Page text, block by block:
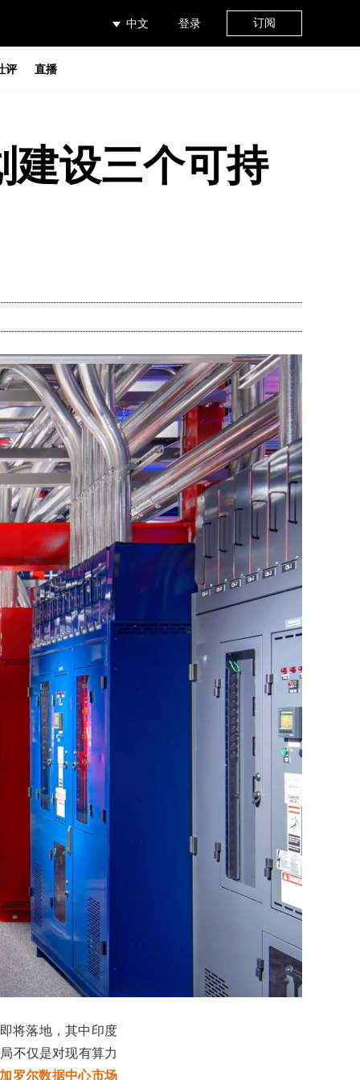
中文 登录 订阅
评 直播
建设三个可持
将落地，其中印度
不仅是对现有算力
罗尔数据中心市场